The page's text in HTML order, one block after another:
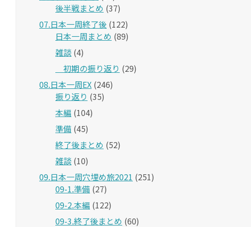
後半戦まとめ (37)
07.日本一周終了後 (122)
日本一周まとめ (89)
雑談 (4)
＿初期の振り返り (29)
08.日本一周EX (246)
振り返り (35)
本編 (104)
準備 (45)
終了後まとめ (52)
雑談 (10)
09.日本一周穴埋め旅2021 (251)
09-1.準備 (27)
09-2.本編 (122)
09-3.終了後まとめ (60)